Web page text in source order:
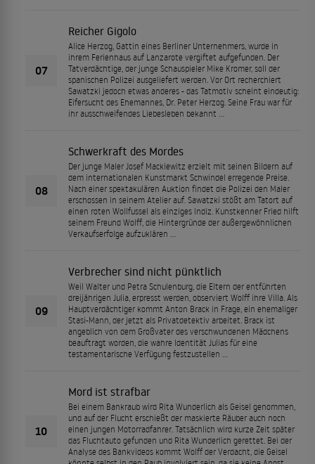
07
Reicher Gigolo
Alice Herzog, Gattin eines Berliner Unternehmers, wurde in
ihrem Ferienhaus auf Lanzarote vergiftet aufgefunden. Der
Tatverdächtige, der junge Schauspieler Mike Kromer, soll der
spanischen Polizei ausgeliefert werden. Vor Ort recherchiert
Sawatzki jedoch etwas anderes - das Tatmotiv scheint eindeutig:
Eifersucht des Ehemannes, Dr. Peter Herzog. Seine Frau war für
ihr ausschweifendes Liebesleben bekannt ...
08
Schwerkraft des Mordes
Der junge Maler Josef Mackiewitz erzielt mit seinen Bildern auf
dem internationalen Kunstmarkt Schwindel erregende Preise.
Nach einer spektakulären Auktion findet die Polizei den Maler
erschossen in seinem Atelier auf. Sawatzki stößt am Tatort auf
einen roten Wollfussel als einziges Indiz. Kunstkenner Fried hilft
seinem Freund Wolff, die Hintergründe der außergewöhnlichen
Verkaufserfolge aufzuklären ...
09
Verbrecher sind nicht pünktlich
Weil Walter und Petra Schulenburg, die Eltern der entführten
dreijährigen Julia, erpresst werden, observiert Wolff ihre Villa. Als
Hauptverdächtiger kommt Anton Brack in Frage, ein ehemaliger
Stasi-Mann, der jetzt als Privatdetektiv arbeitet. Brack ist
angeblich von dem Großvater des verschwundenen Mädchens
beauftragt worden, die wahre Identität Julias für eine
testamentarische Verfügung festzustellen ...
10
Mord ist strafbar
Bei einem Bankraub wird Rita Wunderlich als Geisel genommen,
und auf der Flucht erschießt der maskierte Räuber auch noch
einen jungen Motorradfahrer. Tatsächlich wird kurze Zeit später
das Fluchtauto gefunden und Rita Wunderlich gerettet. Bei der
Analyse des Bankvideos kommt Wolff der Verdacht, die Geisel